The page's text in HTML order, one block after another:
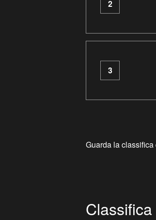
2
3
Guarda la classifica